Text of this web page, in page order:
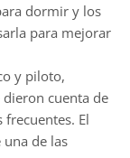
dormir y los
para mejorar
y piloto,
dieron cuenta de
El
de las